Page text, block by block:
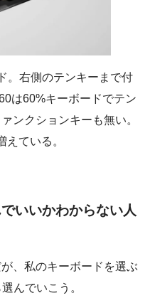
。右側のテンキーまで付
は60%キーボードでテン
ンクションキーも無い。
ている。
いいかわからない人
、私のキーボードを選ぶ
んでいこう。